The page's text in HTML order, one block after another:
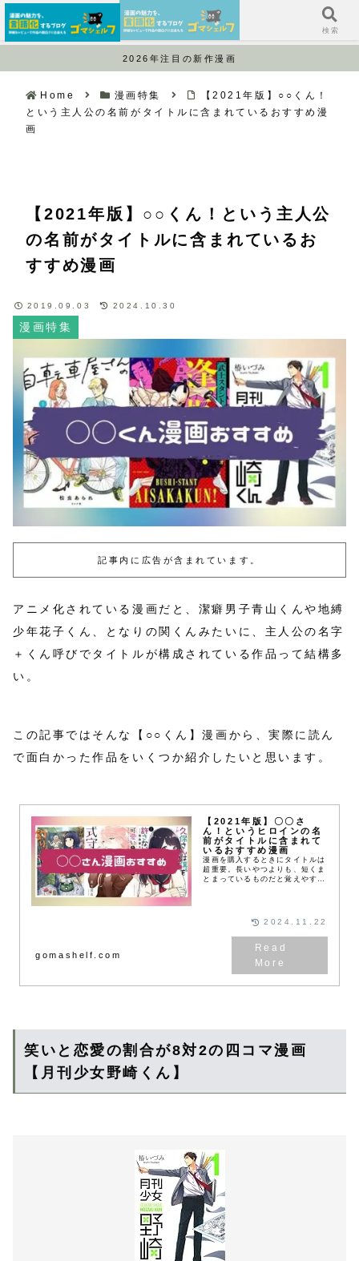
2026年注目の新作漫画
Home 漫画特集
【2021年版】○○くん！
という主人公の名前がタイトルに含まれているおすすめ漫
画
【2021年版】○○くん！という主人公
の名前がタイトルに含まれているお
すすめ漫画
漫画特集
2019.09.03 2024.10.30
記事内に広告が含まれています。
アニメ化されている漫画だと、潔癖男子青山くんや地縛
少年花子くん、となりの関くんみたいに、主人公の名字
＋くん呼びでタイトルが構成されている作品って結構多
い。
この記事ではそんな【○○くん】漫画から、実際に読ん
で面白かった作品をいくつか紹介したいと思います。
【2021年版】〇〇さ
ん！というヒロインの名
前がタイトルに含まれて
いるおすすめ漫画
漫画を購入するときにタイトルは
超重要。長いやつよりも、短くま
とまっているものだと覚えやすく
gomashelf.com
2024.11.22
笑いと恋愛の割合が8対2の四コマ漫画
【月刊少女野崎くん】
サイドバー 検索